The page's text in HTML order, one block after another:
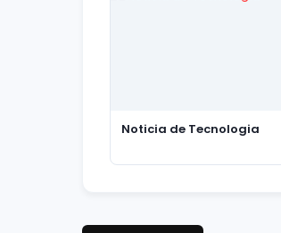
Noticia de Tecnologia